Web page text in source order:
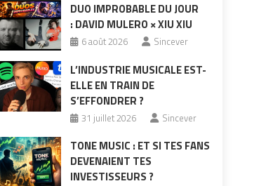
DUO IMPROBABLE DU JOUR
: DAVID MULERO × XIU XIU
6 août 2026 Sincever
L’INDUSTRIE MUSICALE EST-
ELLE EN TRAIN DE
S’EFFONDRER ?
31 juillet 2026 Sincever
TONE MUSIC : ET SI TES FANS
DEVENAIENT TES
INVESTISSEURS ?